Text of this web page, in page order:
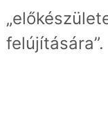
felújítására”.